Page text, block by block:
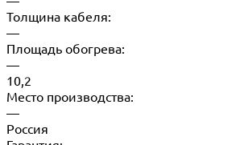
Толщина кабеля:
—
Площадь обогрева:
—
10,2
Место производства:
—
Россия